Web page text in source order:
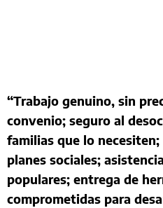
“Trabajo genuino, sin
convenio; seguro al
familias que lo
planes sociales;
populares; entrega de
comprometidas para